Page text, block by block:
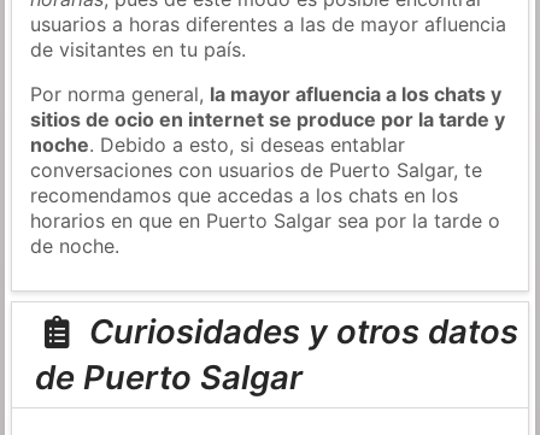
usuarios a horas diferentes a las de mayor afluencia
de visitantes en tu país.
Por norma general, la mayor afluencia a los chats y
sitios de ocio en internet se produce por la tarde y
noche. Debido a esto, si deseas entablar
conversaciones con usuarios de Puerto Salgar, te
recomendamos que accedas a los chats en los
horarios en que en Puerto Salgar sea por la tarde o
de noche.
Curiosidades y otros datos
de Puerto Salgar